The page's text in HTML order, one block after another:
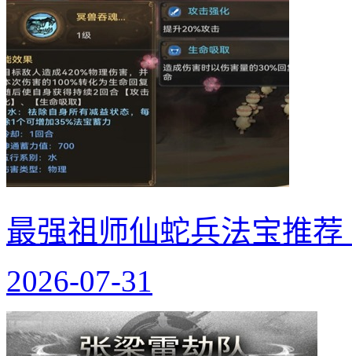
最强祖师仙蛇兵法宝推
2026-07-31